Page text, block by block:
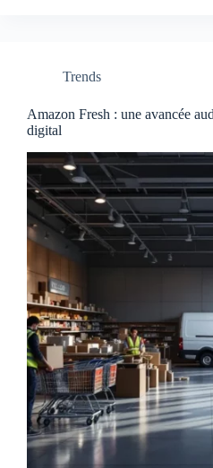
Trends
Amazon Fresh : une avancée
digital